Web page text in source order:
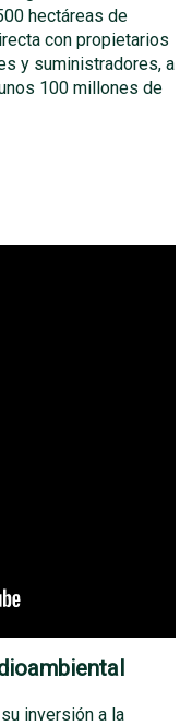
hectáreas de
con propietarios
y suministradores, a
100 millones de
inversión a la